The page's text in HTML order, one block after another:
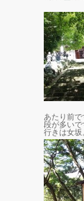
あたり前
段が多いで
行きは女坂